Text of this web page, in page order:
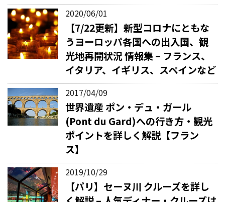
2020/06/01
【7/22更新】新型コロナにともな
うヨーロッパ各国への出入国、観
光地再開状況 情報集 – フランス、
イタリア、イギリス、スペインなど
2017/04/09
世界遺産 ポン・デュ・ガール
(Pont du Gard)への行き方・観光
ポイントを詳しく解説【フラン
ス】
2019/10/29
【パリ】セーヌ川 クルーズを詳し